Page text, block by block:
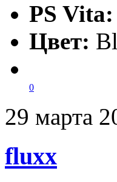
PS Vita:
Цвет:
0
29 марта
fluxx